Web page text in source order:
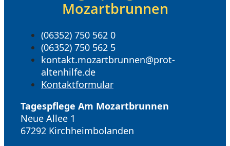
Mozartbrunnen
(06352) 750 562 0
(06352) 750 562 5
kontakt.mozartbrunnen@prot-
altenhilfe.de
Kontaktformular
Tagespflege Am Mozartbrunnen
Neue Allee 1
67292 Kirchheimbolanden